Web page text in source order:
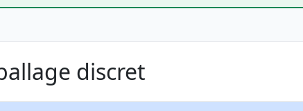
discret